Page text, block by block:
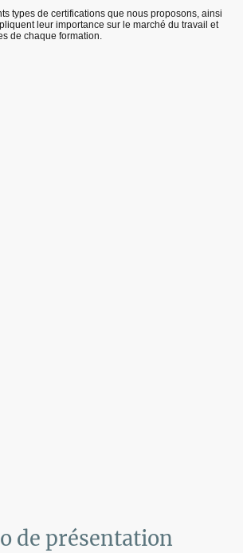
types de certifications que nous proposons, ainsi
leur importance sur le marché du travail et
de chaque formation.
de présentation